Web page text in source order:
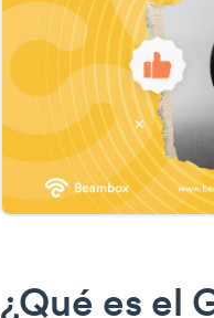
¿Qué es el